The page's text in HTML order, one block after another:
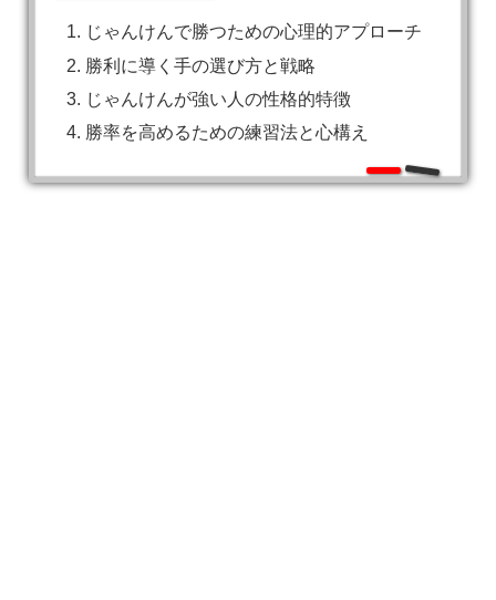
じゃんけんで勝つための心理的アプローチ
勝利に導く手の選び方と戦略
じゃんけんが強い人の性格的特徴
勝率を高めるための練習法と心構え